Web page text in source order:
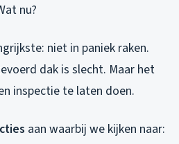
nu?
niet in paniek raken.
dak is slecht. Maar het
inspectie te laten doen.
aan waarbij we kijken naar: